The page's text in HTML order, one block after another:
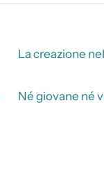
La creazione
Né giovane né